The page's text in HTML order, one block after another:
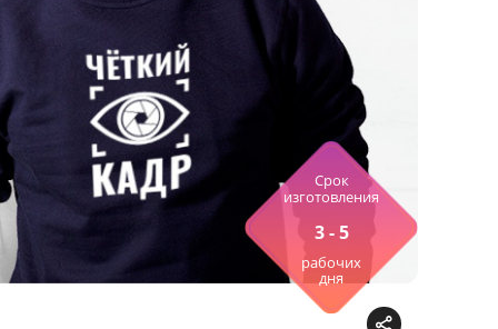
Срок
изготовления
3 - 5
рабочих
дня